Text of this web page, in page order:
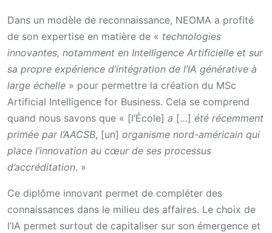
Dans un modèle de reconnaissance, NEOMA a profité
de son expertise en matière de « technologies
innovantes, notamment en Intelligence Artificielle et sur
sa propre expérience d’intégration de l’IA générative à
large échelle » pour permettre la création du MSc
ArtificiaI Intelligence for Business. Cela se comprend
quand nous savons que « [l’École] a […] été récemment
primée par l’AACSB, [un] organisme nord-américain qui
place l’innovation au cœur de ses processus
d’accréditation. »
Ce diplôme innovant permet de compléter des
connaissances dans le milieu des affaires. Le choix de
l’IA permet surtout de capitaliser sur son émergence et